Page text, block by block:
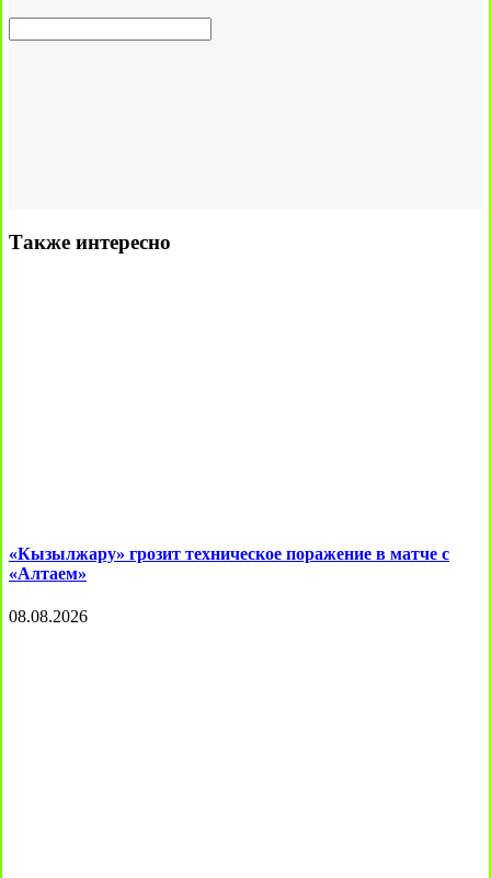
Также интересно
«Кызылжару» грозит техническое поражение в матче с
«Алтаем»
08.08.2026